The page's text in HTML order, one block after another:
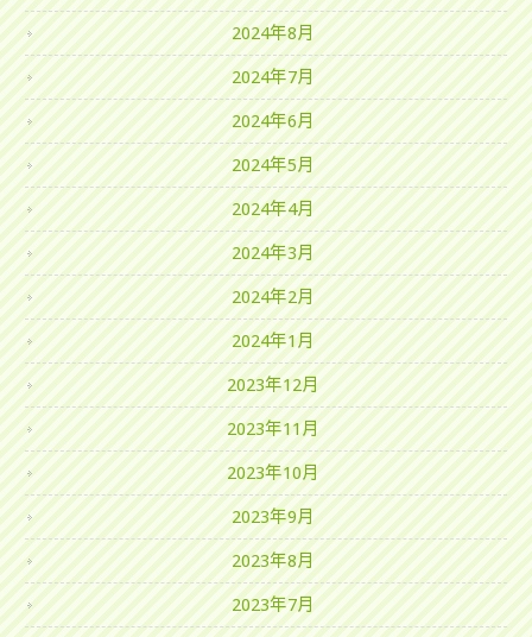
2024年8月
2024年7月
2024年6月
2024年5月
2024年4月
2024年3月
2024年2月
2024年1月
2023年12月
2023年11月
2023年10月
2023年9月
2023年8月
2023年7月